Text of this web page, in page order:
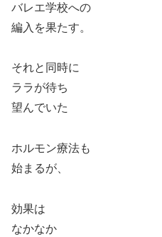
バレエ学校への
編入を果たす。
それと同時に
ララが待ち
望んでいた
ホルモン療法も
始まるが、
効果は
なかなか